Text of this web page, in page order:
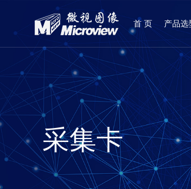
首 页 产品选
| 注册
采集卡